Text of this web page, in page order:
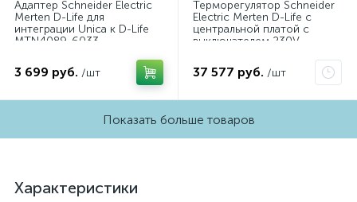
Адаптер Schneider Electric
Merten D-Life для
интеграции Unica к D-Life
MTN4089-6033
3 699 руб. /шт
Терморегулятор Schneider
Electric Merten D-Life с
центральной платой с
выключателем 230V
37 577 руб. /шт
Показать больше товаров
Характеристики